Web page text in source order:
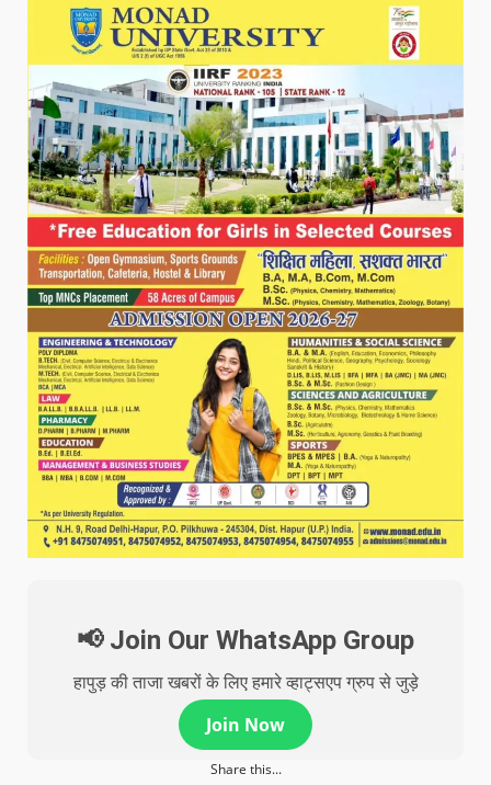
📢 Join Our WhatsApp Group
हापुड़ की ताजा खबरों के लिए हमारे व्हाट्सएप ग्रुप से जुड़े
Join Now
Share this...